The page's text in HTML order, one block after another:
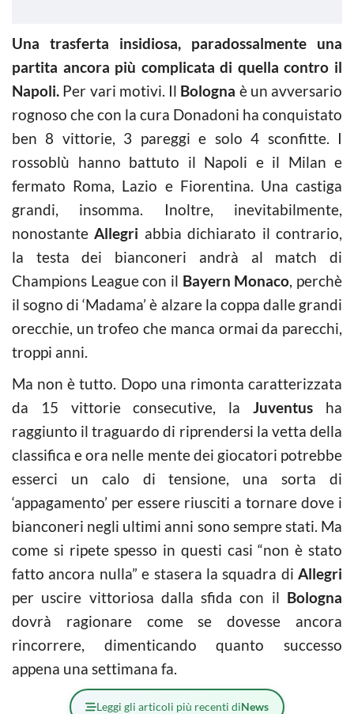
Una trasferta insidiosa, paradossalmente una
partita ancora più complicata di quella contro il
Napoli. Per vari motivi. Il Bologna è un avversario
rognoso che con la cura Donadoni ha conquistato
ben 8 vittorie, 3 pareggi e solo 4 sconfitte. I
rossoblù hanno battuto il Napoli e il Milan e
fermato Roma, Lazio e Fiorentina. Una castiga
grandi, insomma. Inoltre, inevitabilmente,
nonostanteAllegri abbia dichiarato il contrario,
la testa dei bianconeri andrà al match di
Champions League con il Bayern Monaco, perchè
il sogno di ‘Madama’ è alzare la coppa dalle grandi
orecchie, un trofeo che manca ormai da parecchi,
troppi anni.
Ma non è tutto. Dopo una rimonta caratterizzata
da 15 vittorie consecutive, laJuventus ha
raggiunto il traguardo di riprendersi la vetta della
classifica e ora nelle mente dei giocatori potrebbe
esserci un calo di tensione, una sorta di
‘appagamento’ per essere riusciti a tornare dove i
bianconeri negli ultimi anni sono sempre stati. Ma
come si ripete spesso in questi casi “non è stato
fatto ancora nulla” e stasera la squadra di Allegri
per uscire vittoriosa dalla sfida con il Bologna
dovrà ragionare come se dovesse ancora
rincorrere, dimenticando quanto successo
appena una settimana fa.
Leggi gli articoli più recenti diNews